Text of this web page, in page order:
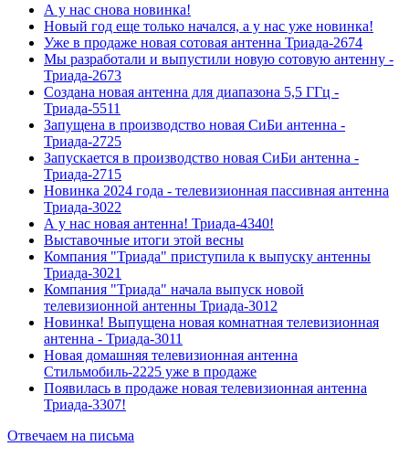
А у нас снова новинка!
Новый год еще только начался, а у нас уже новинка!
Уже в продаже новая сотовая антенна Триада-2674
Мы разработали и выпустили новую сотовую антенну -
Триада-2673
Создана новая антенна для диапазона 5,5 ГГц -
Триада-5511
Запущена в производство новая СиБи антенна -
Триада-2725
Запускается в производство новая СиБи антенна -
Триада-2715
Новинка 2024 года - телевизионная пассивная антенна
Триада-3022
А у нас новая антенна! Триада-4340!
Выставочные итоги этой весны
Компания "Триада" приступила к выпуску антенны
Триада-3021
Компания "Триада" начала выпуск новой
телевизионной антенны Триада-3012
Новинка! Выпущена новая комнатная телевизионная
антенна - Триада-3011
Новая домашняя телевизионная антенна
Стильмобиль-2225 уже в продаже
Появилась в продаже новая телевизионная антенна
Триада-3307!
Отвечаем на письма